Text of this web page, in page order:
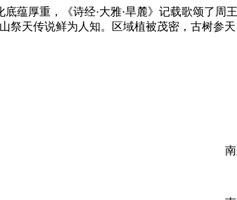
底蕴厚重，《诗经·大雅·旱麓》记载歌颂了
祭天传说鲜为人知。区域植被茂密，古树参